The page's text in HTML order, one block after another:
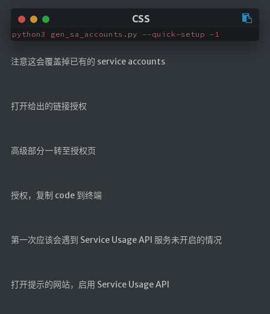
python3 gen_sa_accounts .py --quick-setup -1
注意这会覆盖掉已有的 service accounts
打开给出的链接授权
高级部分—转至授权页
授权，复制 code 到终端
第一次应该会遇到 Service Usage API 服务未开启的情况
打开提示的网站，启用 Service Usage API
软件下载安装
文字重排
注册接码
临时Gmail
红白机